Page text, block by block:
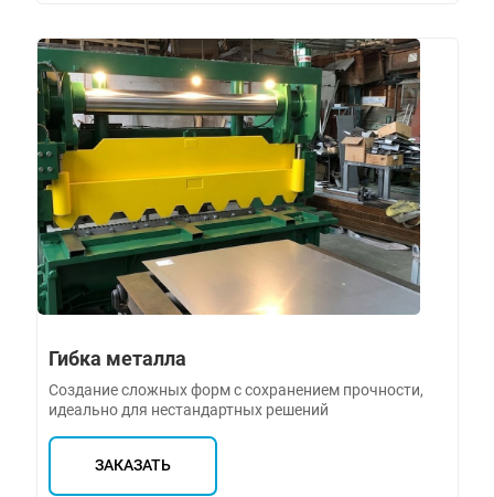
Гибка металла
Создание сложных форм с сохранением прочности,
идеально для нестандартных решений
ЗАКАЗАТЬ